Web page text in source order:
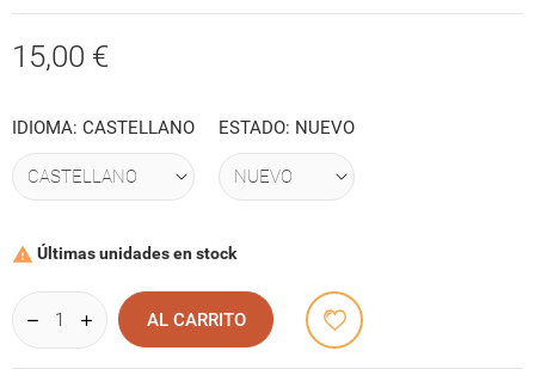
15,00 €
IDIOMA: CASTELLANO ESTADO: NUEVO
 Últimas unidades en stock
AL CARRITO